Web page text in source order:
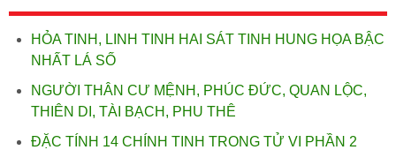
HỎA TINH, LINH TINH HAI SÁT TINH HUNG HỌA BẬC
NHẤT LÁ SỐ
NGƯỜI THÂN CƯ MỆNH, PHÚC ĐỨC, QUAN LỘC,
THIÊN DI, TÀI BẠCH, PHU THÊ
ĐẶC TÍNH 14 CHÍNH TINH TRONG TỬ VI PHẦN 2